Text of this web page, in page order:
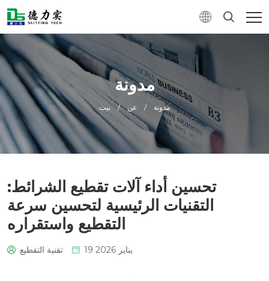
مدونة
بيت / عن / مدونة
تحسين أداء آلات تقطيع الشرائط:
التقنيات الرئيسية لتحسين سرعة
التقطيع واستقراره
تقنية التقطيع 19 يناير 2026